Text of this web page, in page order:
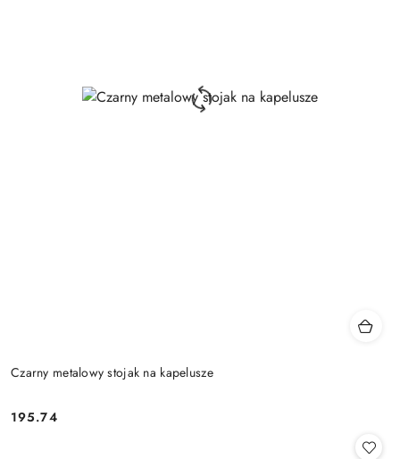
Czarny metalowy stojak na kapelusze
Cena:
195.74